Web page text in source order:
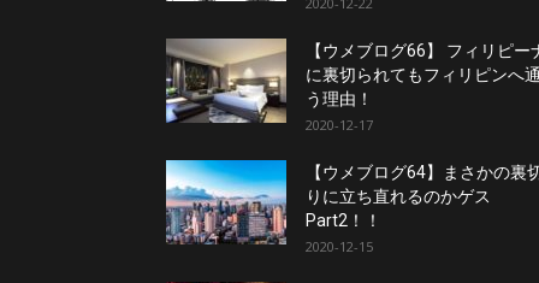
【ウメブログ66】 フィリピー
に裏切られてもフィリピンへ
う理由！
2020-12-17
【ウメブログ64】まさかの裏
りに立ち直れるのかゲス
Part2！！
2020-12-15